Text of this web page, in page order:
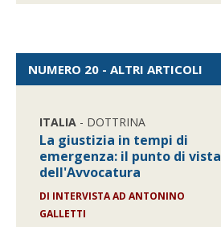
NUMERO 20 - ALTRI ARTICOLI
ITALIA - DOTTRINA
La giustizia in tempi di
emergenza: il punto di vista
dell'Avvocatura
DI INTERVISTA AD ANTONINO
GALLETTI